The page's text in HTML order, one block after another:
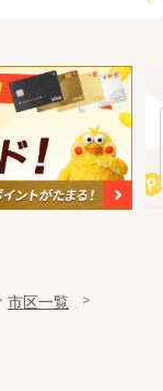
市区一覧